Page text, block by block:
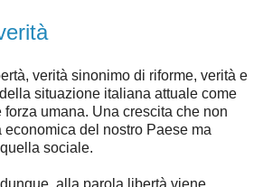
verità sinonimo di riforme, verità e
situazione italiana attuale come
umana. Una crescita che non
economica del nostro Paese ma
sociale.
alla parola libertà viene